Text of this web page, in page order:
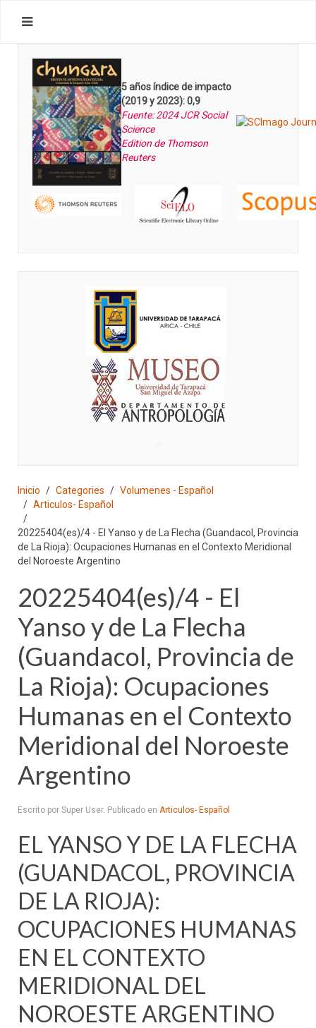
5 años índice de impacto
(2019 y 2023): 0,9
Fuente: 2024 JCR Social
Science
Edition de Thomson
Reuters
Inicio Categories
Volumenes - Español
Articulos- Español
20225404(es)/4 - El Yanso y de La Flecha (Guandacol, Provincia
de La Rioja): Ocupaciones Humanas en el Contexto Meridional
del Noroeste Argentino
20225404(es)/4 - El
Yanso y de La Flecha
(Guandacol, Provincia de
La Rioja): Ocupaciones
Humanas en el Contexto
Meridional del Noroeste
Argentino
Escrito por Super User. Publicado en Articulos- Español
EL YANSO Y DE LA FLECHA
(GUANDACOL, PROVINCIA
DE LA RIOJA):
OCUPACIONES HUMANAS
EN EL CONTEXTO
MERIDIONAL DEL
NOROESTE ARGENTINO